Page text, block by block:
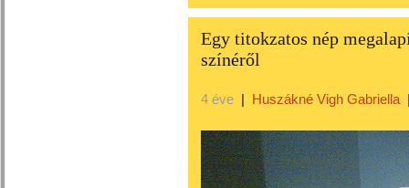
Egy titokzatos nép
színéről
4 éve | Huszákné Vigh Gabriella